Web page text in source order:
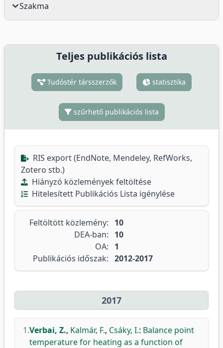
Szakma
Teljes publikációs lista
Tudóstér társszerzők statisztika
szűrhető publikációs lista
RIS export (EndNote, Mendeley, RefWorks,
Zotero stb.)
Hiányzó közlemények feltöltése
Hitelesített Publikációs Lista igénylése
Feltöltött közlemény:
10
DEA-ban:
10
OA:
1
Publikációs időszak: 2012-2017
2017
1.Verbai, Z., Kalmár, F., Csáky, I.: Balance point
temperature for heating as a function of